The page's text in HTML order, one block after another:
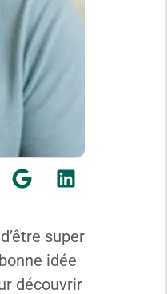
super
idée
découvrir